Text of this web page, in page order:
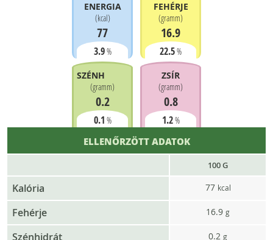
ENERGIA
(kcal)
77
3.9%
FEHÉRJE
(gramm)
16.9
22.5%
SZÉNHIDRÁT
(gramm)
0.2
0.1 %
ZSÍR
(gramm)
0.8
1.2%
ELLENŐRZÖTT ADATOK
100 G
Kalória 77 kcal
Fehérje 16.9 g
Szénhidrát 0.2 g